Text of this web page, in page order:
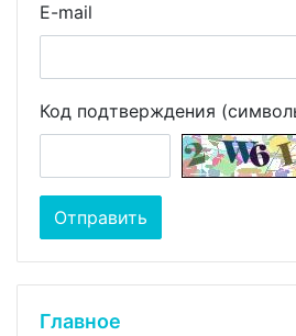
E-mail
Код подтверждения
Главное